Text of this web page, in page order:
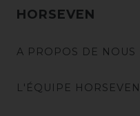
HORSEVEN
A PROPOS DE NOUS
L'ÉQUIPE HORSEVEN